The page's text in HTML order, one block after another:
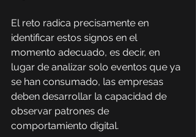
El reto radica precisamente en
identificar estos signos en el
momento adecuado, es decir, en
lugar de analizar solo eventos que ya
se han consumado, las empresas
deben desarrollar la capacidad de
observar patrones de
comportamiento digital.